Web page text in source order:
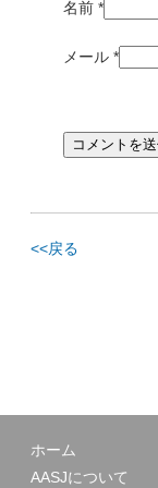
名前 *
メール *
<<戻る
ホーム
AASJについて